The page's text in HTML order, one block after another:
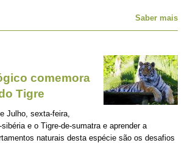
Saber mais
comemora
Tigre
Julho, sexta-feira,
e o Tigre-de-sumatra e aprender a
naturais desta espécie são os desafios